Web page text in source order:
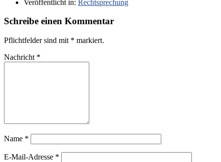
Veröffentlicht in: Rechtsprechung
Schreibe einen Kommentar
Pflichtfelder sind mit * markiert.
Nachricht *
Name *
E-Mail-Adresse *